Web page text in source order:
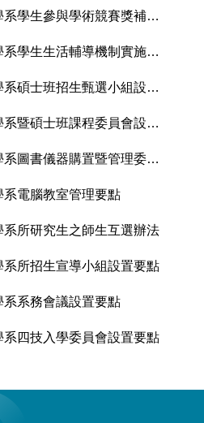
國立屏東大學資訊工程學系學生參與學術競賽獎補助辦法
國立屏東大學資訊工程學系學生生活輔導機制實施辦法
國立屏東大學資訊工程學系碩士班招生甄選小組設置要點
國立屏東大學資訊工程學系暨碩士班課程委員會設置要點
國立屏東大學資訊工程學系圖書儀器購置暨管理委員會設置辦法
電腦教室管理要點
所研究生之師生互選辦法
所招生宣導小組設置要點
系務會議設置要點
四技入學委員會設置要點